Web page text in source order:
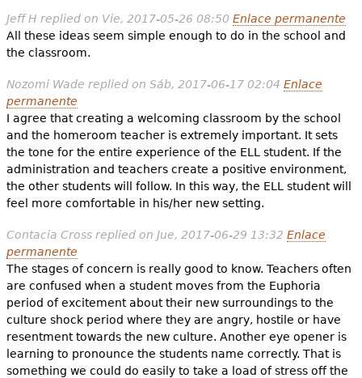
Jeff H replied on Vie, 2017-05-26 08:50 Enlace permanente
All these ideas seem simple enough to do in the school and
the classroom.
Nozomi Wade replied on Sáb, 2017-06-17 02:04 Enlace
permanente
I agree that creating a welcoming classroom by the school
and the homeroom teacher is extremely important. It sets
the tone for the entire experience of the ELL student. If the
administration and teachers create a positive environment,
the other students will follow. In this way, the ELL student will
feel more comfortable in his/her new setting.
Contacia Crossreplied on Jue, 2017-06-29 13:32 Enlace
permanente
The stages of concern is really good to know. Teachers often
are confused when a student moves from the Euphoria
period of excitement about their new surroundings to the
culture shock period where they are angry, hostile or have
resentment towards the new culture. Another eye opener is
learning to pronounce the students name correctly. That is
something we could do easily to take a load of stress off the